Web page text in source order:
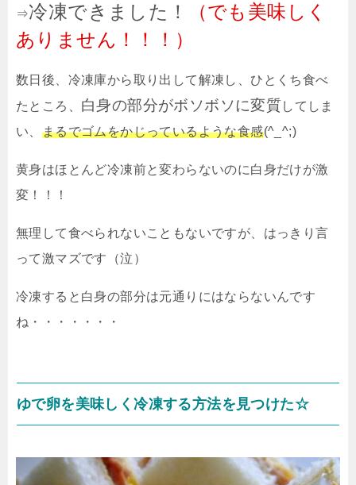
⇒冷凍できました！
（でも美味しく
ありません！！！）
数日後、冷凍庫から取り出して解凍し、ひとくち食べ
たところ、 白身の部分がボソボソに変質してしま
い、 まるでゴムをかじっているような食感(^_^;)
黄身はほとんど冷凍前と変わらないのに白身だけが激
変！！！
無理して食べられないこともないですが、はっきり言
って激マズです（泣）
冷凍すると白身の部分は元通りにはならないんです
ね・・・・・・・
ゆで卵を美味しく冷凍する方法を見つけた☆